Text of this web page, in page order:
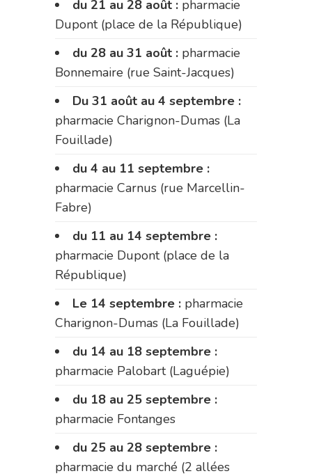
du 21 au 28 août : pharmacie
Dupont (place de la République)
du 28 au 31 août : pharmacie
Bonnemaire (rue Saint-Jacques)
Du 31 août au 4 septembre :
pharmacie Charignon-Dumas (La
Fouillade)
du 4 au 11 septembre :
pharmacie Carnus (rue Marcellin-
Fabre)
du 11 au 14 septembre :
pharmacie Dupont (place de la
République)
Le 14 septembre : pharmacie
Charignon-Dumas (La Fouillade)
du 14 au 18 septembre :
pharmacie Palobart (Laguépie)
du 18 au 25 septembre :
pharmacie Fontanges
du 25 au 28 septembre :
pharmacie du marché (2 allées